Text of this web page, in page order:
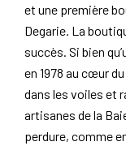
et une première
Degarie. La
succès. Si bien
en 1978 au cœur
dans les voiles et
artisanes de la
perdure, comme